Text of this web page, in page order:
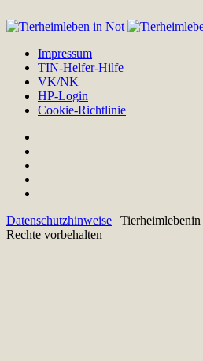
Impressum
TIN-Helfer-Hilfe
VK/NK
HP-Login
Cookie-Richtlinie
Datenschutzhinweise |
Rechte vorbehalten